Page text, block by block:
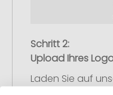
Schritt 2:
Upload Ihres
Laden Sie auf